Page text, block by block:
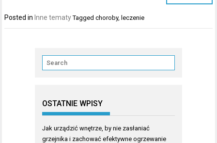
Posted in Inne tematy Taggedchoroby, leczenie
OSTATNIE WPISY
Jak urządzić wnętrze, by nie zasłaniać
grzejnika i zachować efektywne ogrzewanie